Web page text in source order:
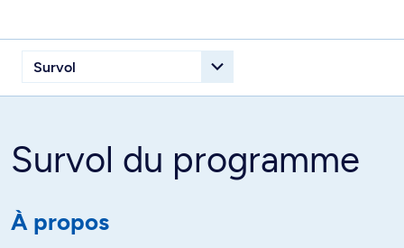
Survol du programme
À propos